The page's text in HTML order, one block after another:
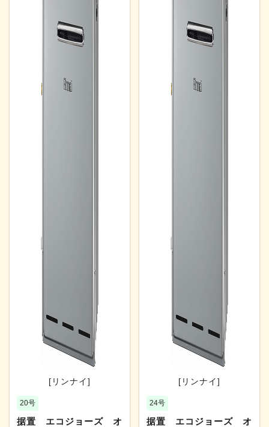
[リンナイ]
20号
据置 エコジョーズ オ
[リンナイ]
24号
据置 エコジョーズ オ